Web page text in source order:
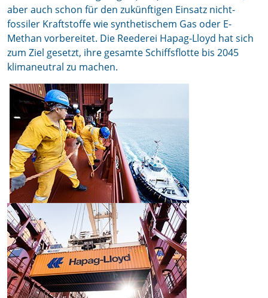
aber auch schon für den zukünftigen Einsatz nicht-
fossiler Kraftstoffe wie synthetischem Gas oder E-
Methan vorbereitet. Die Reederei Hapag-Lloyd hat sich
zum Ziel gesetzt, ihre gesamte Schiffsflotte bis 2045
klimaneutral zu machen.